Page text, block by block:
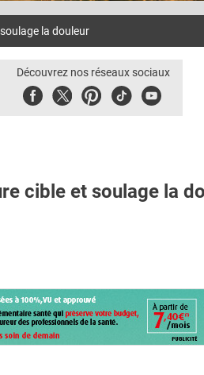
la douleur
Découvrez nos réseaux sociaux
FacebookTwitterPinterest
TiktokYoubute
cible et soulage la